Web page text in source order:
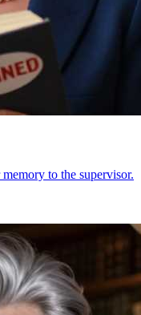
to the supervisor.